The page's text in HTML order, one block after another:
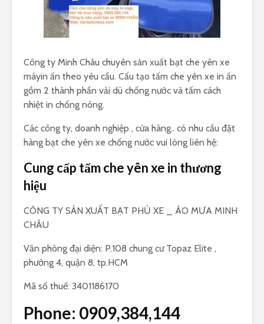
Công ty Minh Châu chuyên sản xuất bạt che yên xe
máyin ấn theo yêu cầu. Cấu tạo tấm che yên xe in ấn
gồm 2 thành phần vải dù chống nước và tấm cách
nhiệt in chống nóng.
Các công ty, doanh nghiệp , cửa hàng.. có nhu cầu đặt
hàng bạt che yên xe chống nước vui lòng liên hệ:
Cung cấp tấm che yên xe in thương
hiệu
CÔNG TY SẢN XUẤT BẠT PHỦ XE _ ÁO MƯA MINH
CHÂU
Văn phòng đại diện: P.108 chung cư Topaz Elite ,
phường 4, quận 8, tp.HCM
Mã số thuế: 3401186170
Phone: 0909,384,144